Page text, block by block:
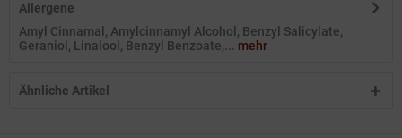
Allergene
Amyl Cinnamal, Amylcinnamyl Alcohol, Benzyl Salicylate,
Geraniol, Linalool, Benzyl Benzoate,... mehr
Ähnliche Artikel